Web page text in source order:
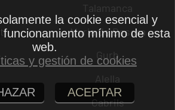
Talamanca
Maria de Besora
Gurb
Alella
Cabrils
la cookie esencial y
funcionamiento mínimo de esta
web.
y gestión de cookies
ACEPTAR